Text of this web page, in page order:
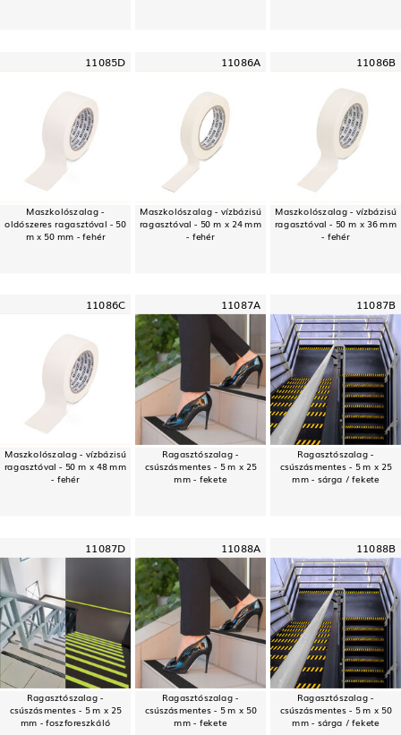
11085D
Maszkolószalag -
oldószeres ragasztóval - 50
m x 50 mm - fehér
11086A
Maszkolószalag - vízbázisú
ragasztóval - 50 m x 24 mm
- fehér
11086B
Maszkolószalag - vízbázisú
ragasztóval - 50 m x 36 mm
- fehér
11086C
Maszkolószalag - vízbázisú
ragasztóval - 50 m x 48 mm
- fehér
11087A
Ragasztószalag -
csúszásmentes - 5 m x 25
mm - fekete
11087B
Ragasztószalag -
csúszásmentes - 5 m x 25
mm - sárga / fekete
11087D
Ragasztószalag -
csúszásmentes - 5 m x 25
mm - foszforeszkáló
11088A
Ragasztószalag -
csúszásmentes - 5 m x 50
mm - fekete
11088B
Ragasztószalag -
csúszásmentes - 5 m x 50
mm - sárga / fekete